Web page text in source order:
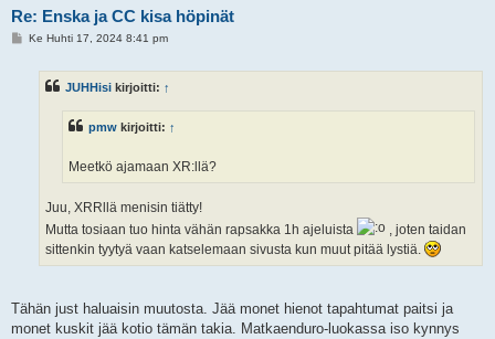
Re: Enska ja CC kisa höpinät
VKe Huhti 17, 2024 8:41 pm
JUHHisi kirjoitti: ↑
pmw kirjoitti: ↑
Meetkö ajamaan XR:llä?
Juu, XRRllä menisin tiätty!
Mutta tosiaan tuo hinta vähän rapsakka 1h ajeluista
, joten taidan
sittenkin tyytyä vaan katselemaan sivusta kun muut pitää lystiä.
Tähän just haluaisin muutosta. Jää monet hienot tapahtumat paitsi ja
monet kuskit jää kotio tämän takia. Matkaenduro-luokassa iso kynnys